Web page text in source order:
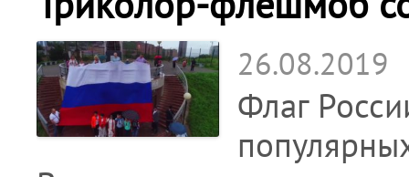
26.08.2019
Флаг